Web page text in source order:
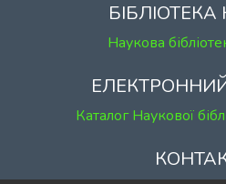
Наукова
Каталог Наукової